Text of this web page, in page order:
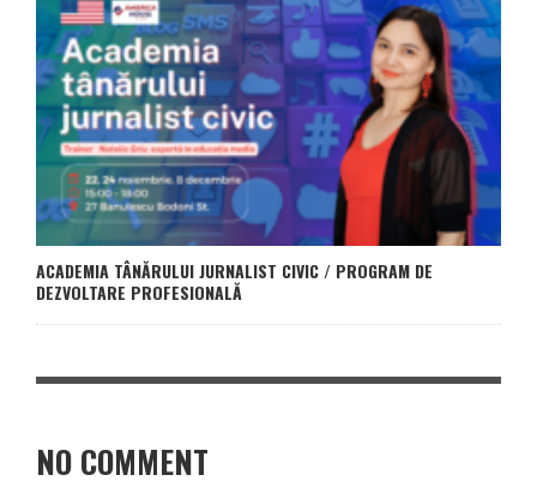
ACADEMIA TÂNĂRULUI JURNALIST CIVIC / PROGRAM DE
DEZVOLTARE PROFESIONALĂ
NO COMMENT